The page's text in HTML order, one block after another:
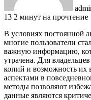
13 2 минут на прочтение
В условиях постоянной
многие пользователи
важную информацию,
утрачена. Для
копий и возможность их
аспектами в
методы позволяют
данные являются